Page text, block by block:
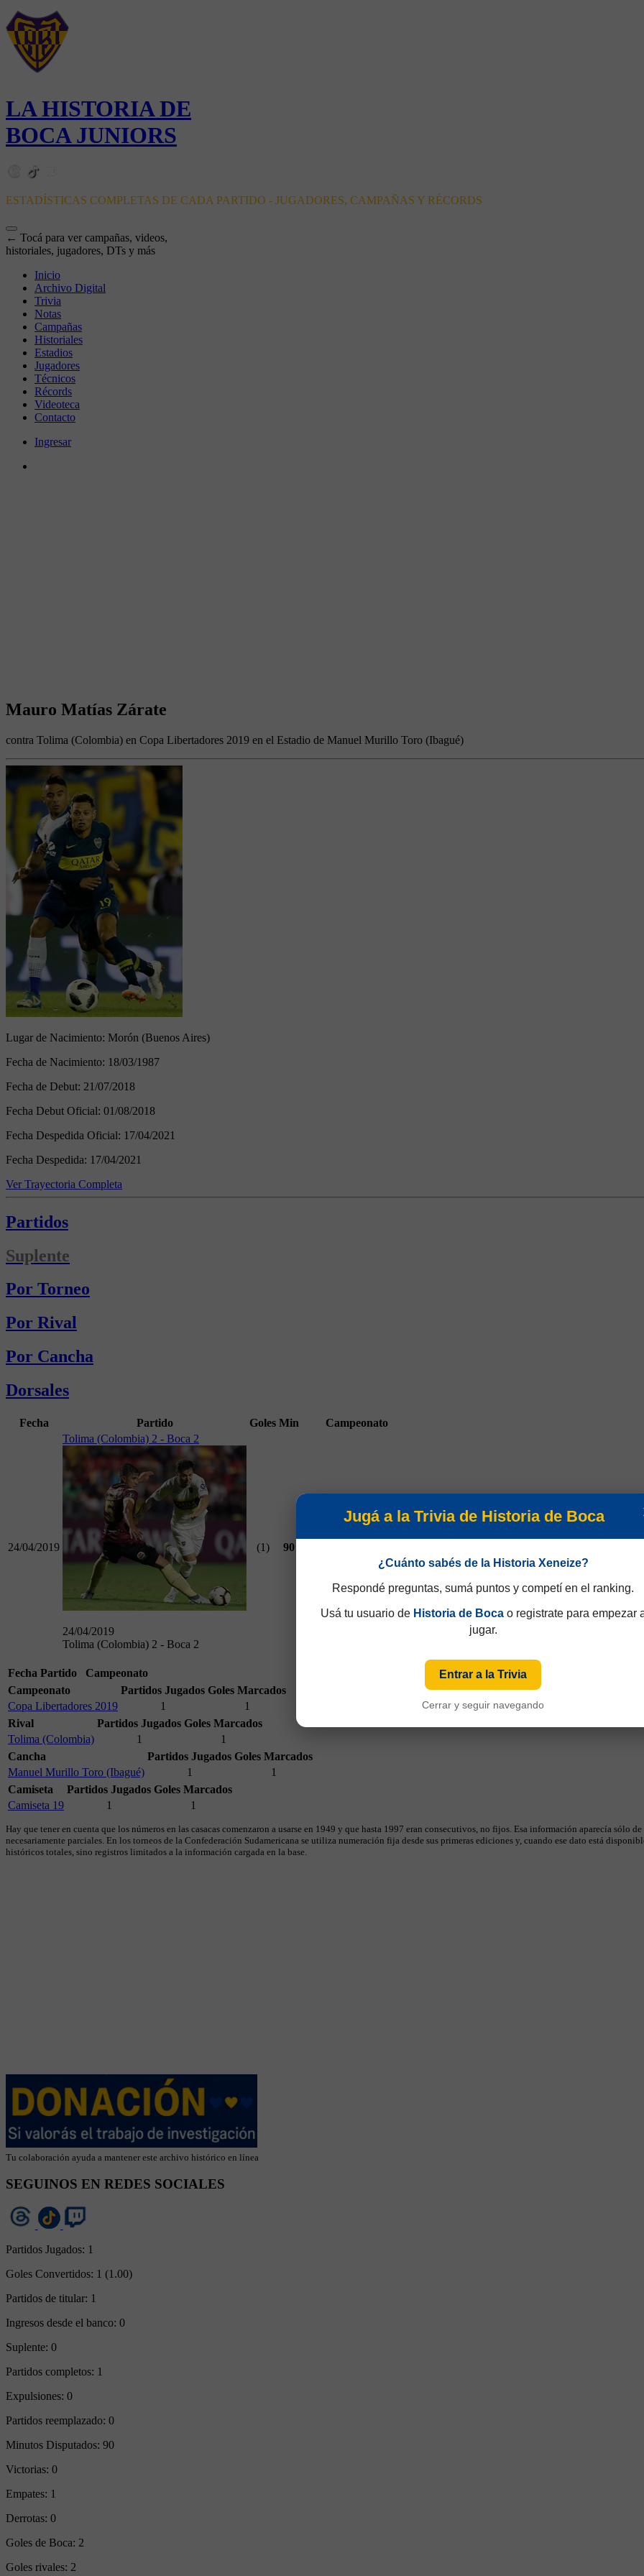
LA HISTORIA DE
BOCA JUNIORS
ESTADÍSTICAS COMPLETAS DE CADA PARTIDO - JUGADORES, CAMPAÑAS Y RÉCORDS
← Tocá para ver campañas, videos,
historiales, jugadores, DTs y más
Inicio
Archivo Digital
Trivia
Notas
Campañas
Historiales
Estadios
Jugadores
Técnicos
Récords
Videoteca
Contacto
Ingresar
Mauro Matías Zárate
contra Tolima (Colombia) en Copa Libertadores 2019 en el Estadio de Manuel Murillo Toro (Ibagué)
Lugar de Nacimiento: Morón (Buenos Aires)
Fecha de Nacimiento: 18/03/1987
Fecha de Debut: 21/07/2018
Fecha Debut Oficial: 01/08/2018
Fecha Despedida Oficial: 17/04/2021
Fecha Despedida: 17/04/2021
Ver Trayectoria Completa
Partidos
Suplente
Por Torneo
Por Rival
Por Cancha
Dorsales
Fecha Partido Goles Min Campeonato
24/04/2019
Tolima (Colombia) 2 - Boca 2
24/04/2019
Tolima (Colombia) 2 - Boca 2
(1) 90
Fecha Partido
Campeonato
Campeonato
Partidos Jugados Goles Marcados
Copa Libertadores 2019
1
1
Rival
Partidos Jugados Goles Marcados
Tolima (Colombia)
1
1
Cancha
Partidos Jugados Goles Marcados
Manuel Murillo Toro (Ibagué)
1
1
Camiseta
Partidos Jugados Goles Marcados
Camiseta 19
1 1
Hay que tener en cuenta que los números en las casacas comenzaron a usarse en 1949 y que hasta 1997 eran consecutivos, no fijos. Esa información aparecía sólo
necesariamente parciales. En los torneos de la Confederación Sudamericana se utiliza numeración fija desde sus primeras ediciones y, cuando ese dato está
históricos totales, sino registros limitados a la información cargada en la base.
Tu colaboración ayuda a mantener este archivo histórico en línea
SEGUINOS EN REDES SOCIALES
Partidos Jugados: 1
Goles Convertidos: 1 (1.00)
Partidos de titular: 1
Ingresos desde el banco: 0
Suplente: 0
Partidos completos: 1
Expulsiones: 0
Partidos reemplazado: 0
Minutos Disputados: 90
Victorias: 0
Empates: 1
Derrotas: 0
Goles de Boca: 2
Goles rivales: 2
Jugá a la Trivia de Historia de Boca
¿Cuánto sabés de la Historia Xeneize?
Respondé preguntas, sumá puntos y competí en el ranking.
Usá tu usuario de Historia de Bocao registrate para empezar
jugar.
Entrar a la Trivia
Cerrar y seguir navegando